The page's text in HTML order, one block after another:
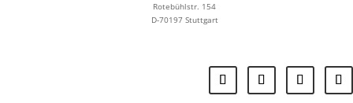
Rotebühlstr. 154
D-70197 Stuttgart